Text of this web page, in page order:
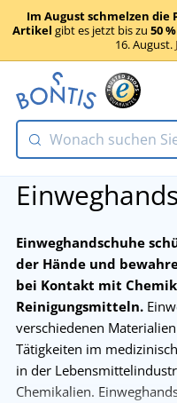
Im August schmelzen die
Artikel gibt es jetzt bis zu 50
16. August.
Einweghandschuhe
der Hände und
bei Kontakt mit
Reinigungsmitteln.
verschiedenen
Tätigkeiten im
in der
Chemikalien.